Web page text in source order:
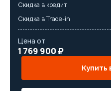
Скидка в кредит
Скидка в Trade-in
Цена от
1 769 900 ₽
Купить